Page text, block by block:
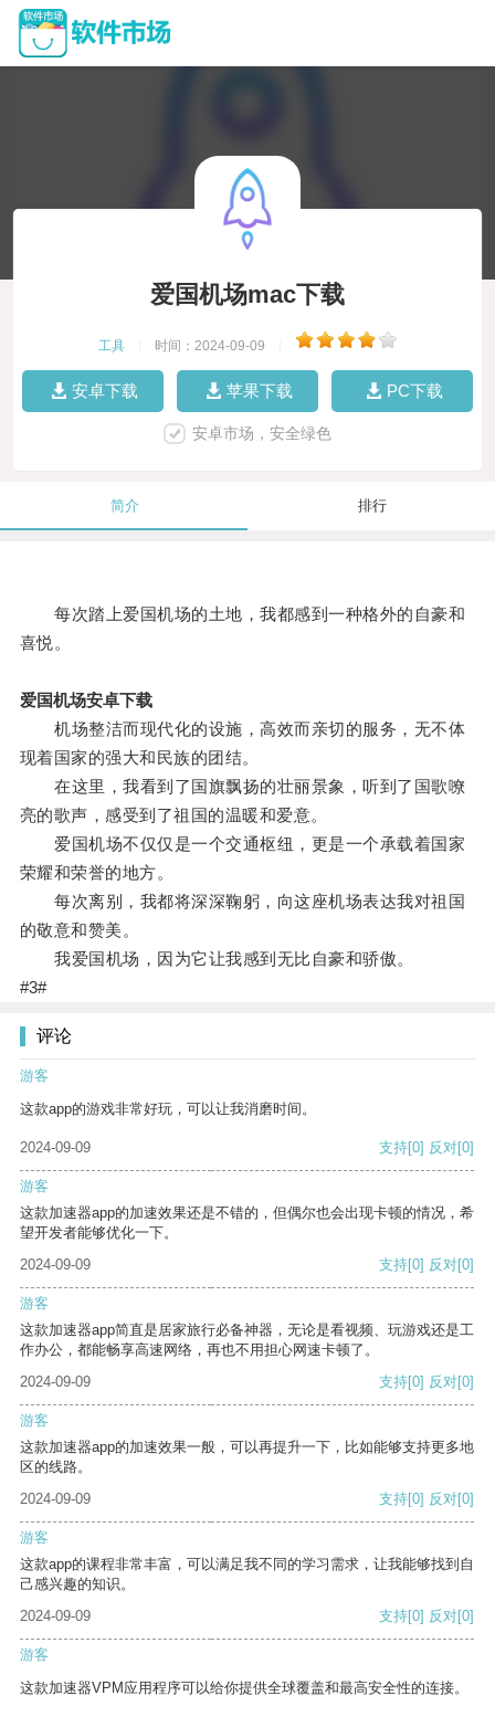
爱国机场mac下载
工具 时间：2024-09-09
安卓下载 苹果下载 PC下载
安卓市场，安全绿色
简介 排行
每次踏上爱国机场的土地，我都感到一种格外的自豪和
喜悦。
爱国机场安卓下载
机场整洁而现代化的设施，高效而亲切的服务，无不体
现着国家的强大和民族的团结。
在这里，我看到了国旗飘扬的壮丽景象，听到了国歌嘹
亮的歌声，感受到了祖国的温暖和爱意。
爱国机场不仅仅是一个交通枢纽，更是一个承载着国家
荣耀和荣誉的地方。
每次离别，我都将深深鞠躬，向这座机场表达我对祖国
的敬意和赞美。
我爱国机场，因为它让我感到无比自豪和骄傲。
#3#
评论
游客
这款app的游戏非常好玩，可以让我消磨时间。
2024-09-09 支持[0] 反对[0]
游客
这款加速器app的加速效果还是不错的，但偶尔也会出现卡顿的情况，希
望开发者能够优化一下。
2024-09-09
支持[0] 反对[0]
游客
这款加速器app简直是居家旅行必备神器，无论是看视频、玩游戏还是工
作办公，都能畅享高速网络，再也不用担心网速卡顿了。
2024-09-09
支持[0] 反对[0]
游客
这款加速器app的加速效果一般，可以再提升一下，比如能够支持更多地
区的线路。
2024-09-09
支持[0] 反对[0]
游客
这款app的课程非常丰富，可以满足我不同的学习需求，让我能够找到自
己感兴趣的知识。
2024-09-09
支持[0] 反对[0]
游客
这款加速器VPM应用程序可以给你提供全球覆盖和最高安全性的连接。